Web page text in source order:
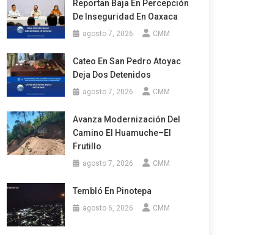
Reportan Baja En Percepción
De Inseguridad En Oaxaca
agosto 7, 2026 CMM
Cateo En San Pedro Atoyac
Deja Dos Detenidos
agosto 7, 2026 CMM
Avanza Modernización Del
Camino El Huamuche–El
Frutillo
agosto 7, 2026 CMM
Tembló En Pinotepa
agosto 6, 2026 CMM